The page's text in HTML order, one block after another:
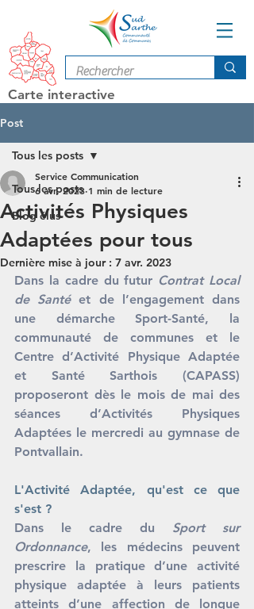
Carte interactive
Post
Tous les posts
Blog élus
Tous les posts
Activités Physiques
Adaptées pour tous
Service Communication
6 avr. 2023 1 min de lecture
Dernière mise à jour : 7 avr. 2023
Dans la cadre du futur Contrat Local
de Santé et de l’engagement dans
une démarche Sport-Santé, la
communauté de communes et le
Centre d’Activité Physique Adaptée
et Santé Sarthois (CAPASS)
proposeront dès le mois de mai des
séances d’Activités Physiques
Adaptées le mercredi au gymnase de
Pontvallain.
L'Activité Adaptée, qu'est ce que
s'est ?
Dans le cadre du Sport sur
Ordonnance, les médecins peuvent
prescrire la pratique d’une activité
physique adaptée à leurs patients
atteints d’une affection de longue